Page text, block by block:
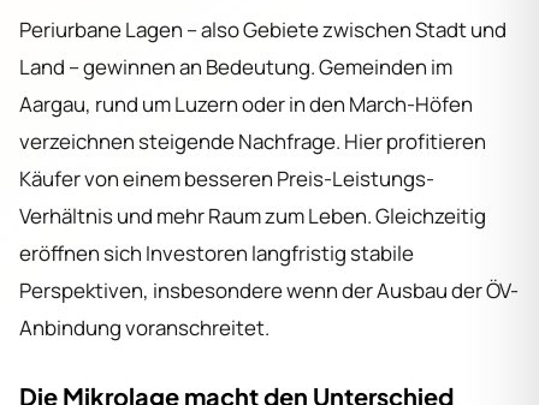
Periurbane Lagen – also Gebiete zwischen Stadt und
Land – gewinnen an Bedeutung. Gemeinden im
Aargau, rund um Luzern oder in den March-Höfen
verzeichnen steigende Nachfrage. Hier profitieren
Käufer von einem besseren Preis-Leistungs-
Verhältnis und mehr Raum zum Leben. Gleichzeitig
eröffnen sich Investoren langfristig stabile
Perspektiven, insbesondere wenn der Ausbau der ÖV-
Anbindung voranschreitet.
Die Mikrolage macht den Unterschied